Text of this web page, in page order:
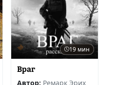
19 мин
Враг
Автор: Ремарк Эрих